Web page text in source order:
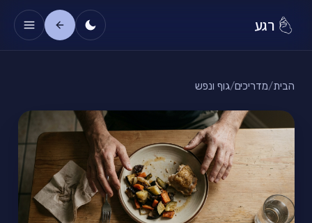
רגע
הבית/מדריכים/גוף ונפש